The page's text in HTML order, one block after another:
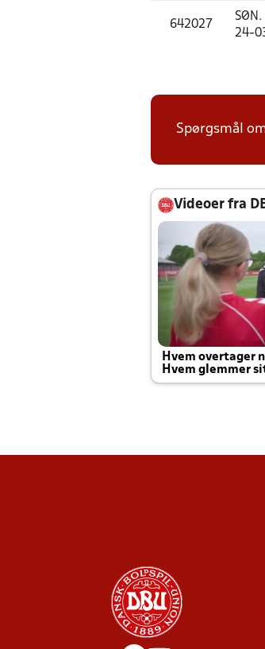
642027
SØN.
24-
Spørgsmål
Videoer fra
Hvem overtager
Hvem glemmer
Joachim altid til